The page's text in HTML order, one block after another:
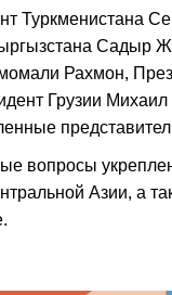
Туркменистана
Садыр
Рахмон,
Грузии
вопросы
Азии, а